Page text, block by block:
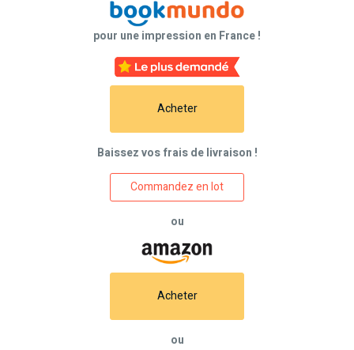
pour une impression en France !
Acheter
Baissez vos frais de livraison !
Commandez en lot
ou
Acheter
ou